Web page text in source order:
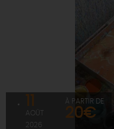
11
AOÛT
2026
À PARTIR DE
20€